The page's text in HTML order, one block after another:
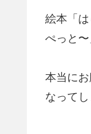
絵本「
ぺっと〜
本当に
なってし